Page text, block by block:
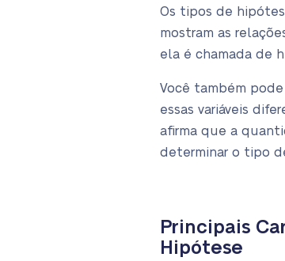
Os tipos de
mostram as
ela é chamada de
Você também
essas variáveis
afirma que a
determinar o tipo
Principais
Hipótese